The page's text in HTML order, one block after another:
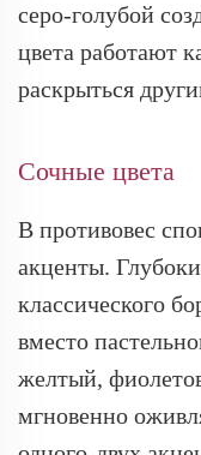
серо-голубой
цвета работают
раскрыться
Сочные цвета
В противовес
акценты.
классического
вместо
желтый,
мгновенно